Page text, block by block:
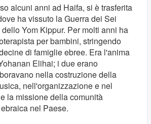
alcuni anni ad Haifa, si è trasferita
ha vissuto la Guerra dei Sei
Yom Kippur. Per molti anni ha
per bambini, stringendo
di famiglie ebree. Era l'anima
Elihai; i due erano
nella costruzione della
nell'organizzazione e nel
la missione della comunità
nel Paese.